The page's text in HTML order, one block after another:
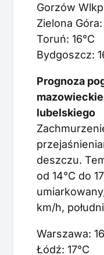
Gorzów
Zielona Góra:
Toruń: 16°C
Bydgoszcz:
Prognoza
lubelskiego
deszczu.
od 14°C do
km/h,
Warszawa:
Łódź: 17°C